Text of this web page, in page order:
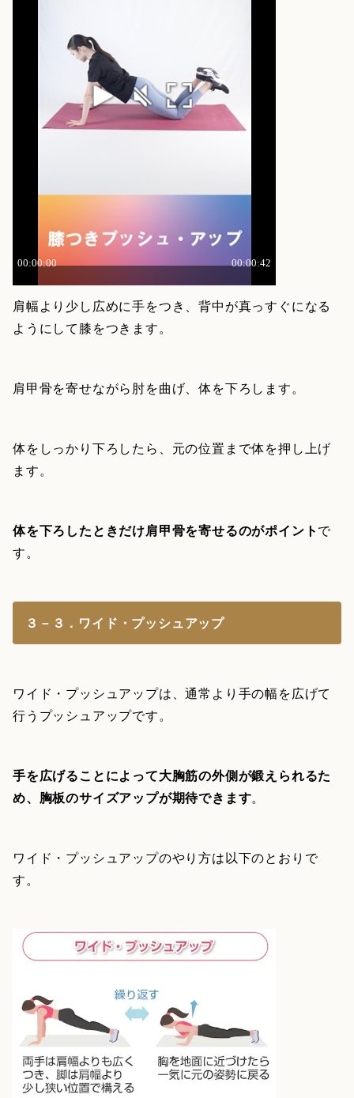
肩幅より少し広めに手をつき、背中が真っすぐになる
ようにして膝をつきます。
肩甲骨を寄せながら肘を曲げ、体を下ろします。
体をしっかり下ろしたら、元の位置まで体を押し上げ
ます。
体を下ろしたときだけ肩甲骨を寄せるのがポイントで
す。
３－３．ワイド・プッシュアップ
ワイド・プッシュアップは、通常より手の幅を広げて
行うプッシュアップです。
手を広げることによって大胸筋の外側が鍛えられるた
め、胸板のサイズアップが期待できます。
ワイド・プッシュアップのやり方は以下のとおりで
す。